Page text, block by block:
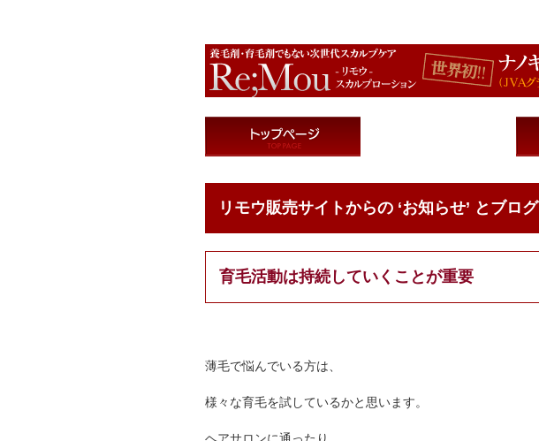
リモウ販売サイトからの ‘お知らせ’ とブログ
育毛活動は持続していくことが重要
薄毛で悩んでいる方は、
様々な育毛を試しているかと思います。